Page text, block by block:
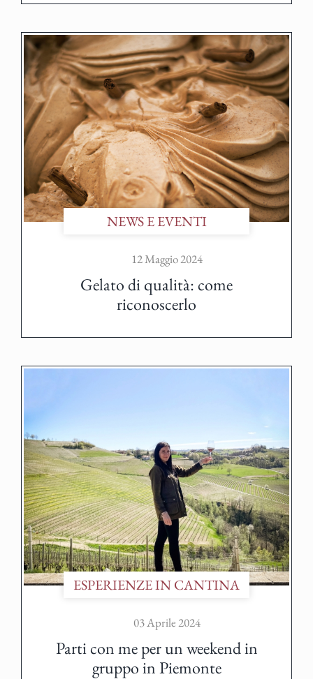
NEWS E EVENTI
12 Maggio 2024
Gelato di qualità: come
riconoscerlo
ESPERIENZE IN CANTINA
03 Aprile 2024
Parti con me per un weekend in
gruppo in Piemonte